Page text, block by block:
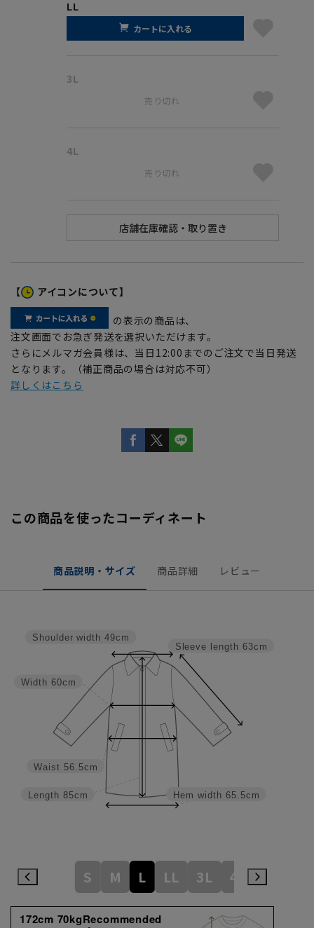
LL
カートに入れる
3L
売り切れ
4L
売り切れ
【 アイコンについて】
の表示の商品は、
注文画面でお急ぎ発送を選択いただけます。
さらにメルマガ会員様は、当日12:00までのご注文で当日発送
となります。（補正商品の場合は対応不可）
詳しくはこちら
この商品を使ったコーディネート
商品説明・サイズ 商品詳細 レビュー
Hem width 65.5cm
Sleeve length 63cm
Length 85cm
Waist 56.5cm
Width 60cm
Shoulder width 49cm
S M L LL 3L 4L
172cm 70kgRecommended